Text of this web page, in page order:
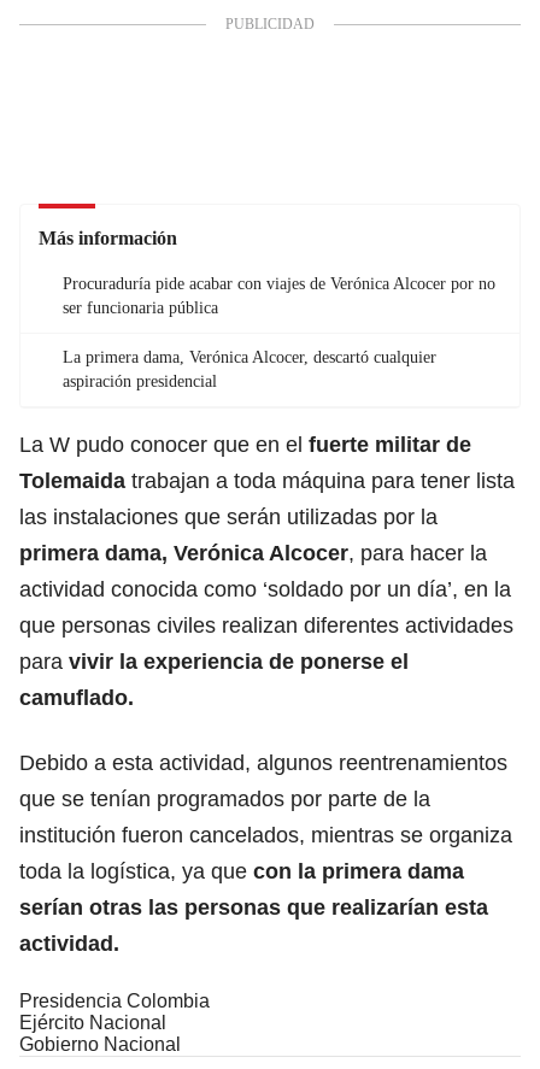
Más información
Procuraduría pide acabar con viajes de Verónica Alcocer por no
ser funcionaria pública
La primera dama, Verónica Alcocer, descartó cualquier
aspiración presidencial
La W pudo conocer que en el fuerte militar de
Tolemaida trabajan a toda máquina para tener lista
las instalaciones que serán utilizadas por la
primera dama, Verónica Alcocer, para hacer la
actividad conocida como ‘soldado por un día’, en la
que personas civiles realizan diferentes actividades
para vivir la experiencia de ponerse el
camuflado.
Debido a esta actividad, algunos reentrenamientos
que se tenían programados por parte de la
institución fueron cancelados, mientras se organiza
toda la logística, ya que con la primera dama
serían otras las personas que realizarían esta
actividad.
Presidencia Colombia
Ejército Nacional
Gobierno Nacional